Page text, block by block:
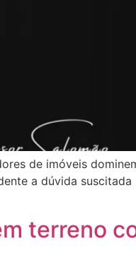
de imóveis
a dúvida suscitada
terreno